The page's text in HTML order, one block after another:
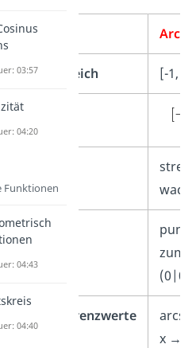
[-1, 1]
zum
(0|0)
Grenzwerte
x → ±
03:57
04:20
Funktionen
04:43
04:40